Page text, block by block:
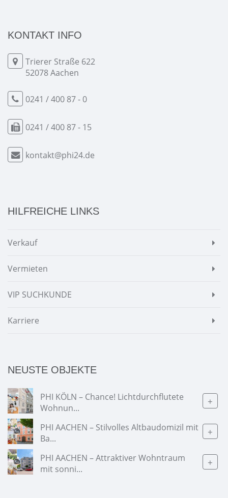
KONTAKT INFO
Trierer Straße 622
52078 Aachen
0241 / 400 87 - 0
0241 / 400 87 - 15
kontakt@phi24.de
HILFREICHE LINKS
Verkauf
Vermieten
VIP SUCHKUNDE
Karriere
NEUSTE OBJEKTE
PHI KÖLN – Chance! Lichtdurchflutete
Wohnun...
+
PHI AACHEN – Stilvolles Altbaudomizil mit
Ba...
+
PHI AACHEN – Attraktiver Wohntraum
mit sonni...
+